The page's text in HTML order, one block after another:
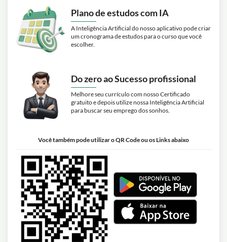
Plano de estudos com IA
A Inteligência Artificial do nosso aplicativo pode criar
um cronograma de estudos para o curso que você
escolher.
Do zero ao Sucesso profissional
Melhore seu currículo com nosso Certificado
gratuito e depois utilize nossa Inteligência Artificial
para buscar seu emprego dos sonhos.
Você também pode utilizar o QR Code ou os Links abaixo